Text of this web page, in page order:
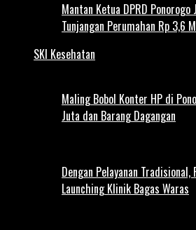
Mantan Ketua DPRD
Tunjangan Perumahan Rp 3,6
SKI Kesehatan
Maling Bobol Konter HP di
Juta dan Barang Dagangan
Dengan Pelayanan
Launching Klinik Bagas Waras